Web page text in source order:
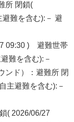
所 閉鎖(
難を含む):－ 避
09:30 ) 避難世帯
難を含む):－
ンド）：避難所 閉
主避難を含む):－
( 2026/06/27